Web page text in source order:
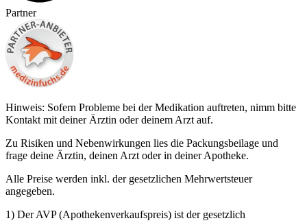
Partner
Hinweis: Sofern Probleme bei der Medikation auftreten, nimm bitte
Kontakt mit deiner Ärztin oder deinem Arzt auf.
Zu Risiken und Nebenwirkungen lies die Packungsbeilage und
frage deine Ärztin, deinen Arzt oder in deiner Apotheke.
Alle Preise werden inkl. der gesetzlichen Mehrwertsteuer
angegeben.
1) Der AVP (Apothekenverkaufspreis) ist der gesetzlich